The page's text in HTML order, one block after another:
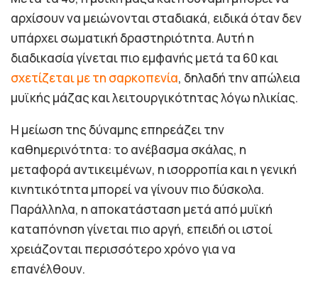
αρχίσουν να μειώνονται σταδιακά, ειδικά όταν δεν
υπάρχει σωματική δραστηριότητα. Αυτή η
διαδικασία γίνεται πιο εμφανής μετά τα 60 και
σχετίζεται με τη σαρκοπενία, δηλαδή την απώλεια
μυϊκής μάζας και λειτουργικότητας λόγω ηλικίας.
Η μείωση της δύναμης επηρεάζει την
καθημερινότητα: το ανέβασμα σκάλας, η
μεταφορά αντικειμένων, η ισορροπία και η γενική
κινητικότητα μπορεί να γίνουν πιο δύσκολα.
Παράλληλα, η αποκατάσταση μετά από μυϊκή
καταπόνηση γίνεται πιο αργή, επειδή οι ιστοί
χρειάζονται περισσότερο χρόνο για να
επανέλθουν.